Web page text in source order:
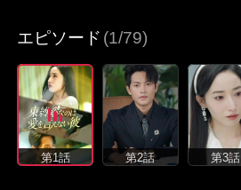
エピソード (1/79)
第1話 第2話 第3話